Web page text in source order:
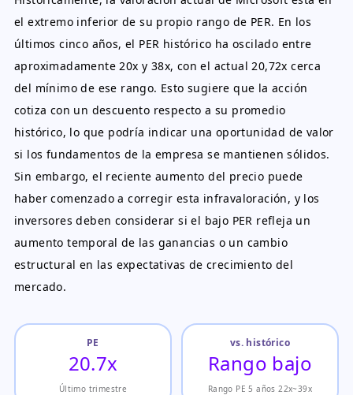
el extremo inferior de su propio rango de PER. En los
últimos cinco años, el PER histórico ha oscilado entre
aproximadamente 20x y 38x, con el actual 20,72x cerca
del mínimo de ese rango. Esto sugiere que la acción
cotiza con un descuento respecto a su promedio
histórico, lo que podría indicar una oportunidad de valor
si los fundamentos de la empresa se mantienen sólidos.
Sin embargo, el reciente aumento del precio puede
haber comenzado a corregir esta infravaloración, y los
inversores deben considerar si el bajo PER refleja un
aumento temporal de las ganancias o un cambio
estructural en las expectativas de crecimiento del
mercado.
PE
20.7x
Último trimestre
vs. histórico
Rango bajo
Rango PE 5 años 22x~39x